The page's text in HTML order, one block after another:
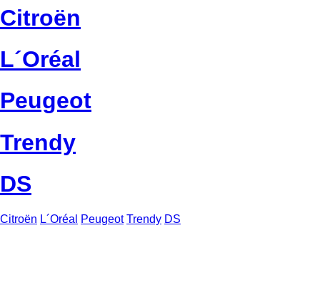
Citroën
L´Oréal
Peugeot
Trendy
DS
Citroën L´Oréal Peugeot Trendy DS